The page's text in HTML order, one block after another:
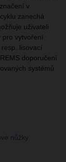
v
zanechá
uživateli
pro vytvoření
lisovací
doporučení
systémů
nůžky